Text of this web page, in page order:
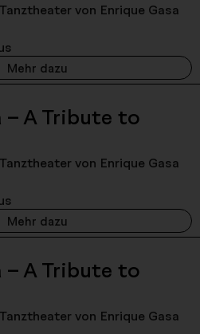
von Enrique Gasa
Mehr dazu Viva La Vida – A
– A Tribute to
von Enrique Gasa
Mehr dazu Viva La Vida – A
– A Tribute to
von Enrique Gasa